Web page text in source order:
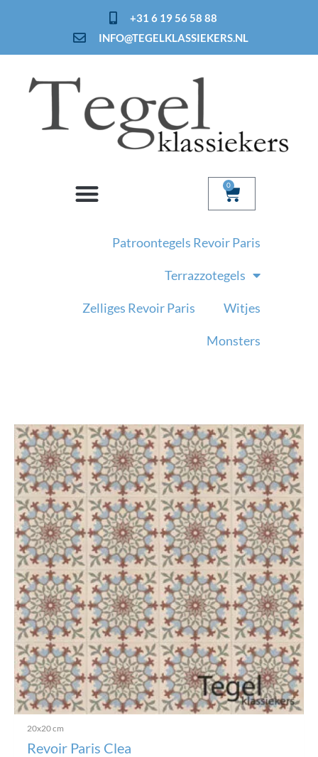
+31 6 19 56 58 88
INFO@TEGELKLASSIEKERS.NL
0
Patroontegels Revoir Paris
Terrazzotegels
Zelliges Revoir Paris Witjes
Monsters
20x20 cm
Revoir Paris Clea